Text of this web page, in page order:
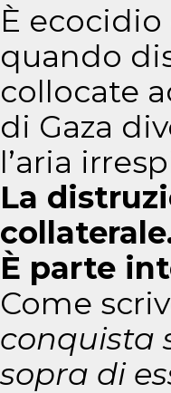
È
quando
collocate
di Gaza
l’aria
La
È parte
Come
conquista
sopra di